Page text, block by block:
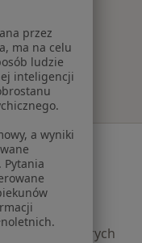
leczone
których
przez
ma na celu
ludzie
inteligencji
a wyniki
Pytania